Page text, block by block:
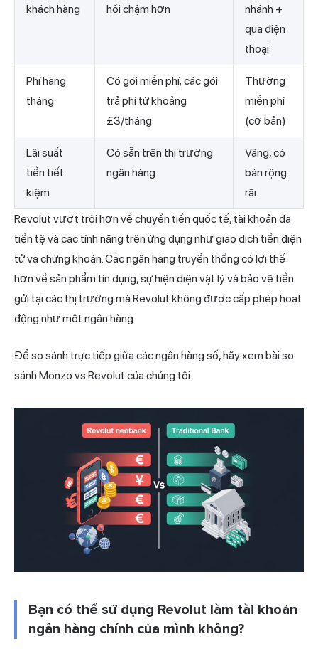
khách hàng hồi chậm hơn
nhánh +
qua điện
thoại
Phí hàng
tháng
Có gói miễn phí; các gói
trả phí từ khoảng
£3/tháng
Thường
miễn phí
(cơ bản)
Lãi suất
tiền tiết
kiệm
Có sẵn trên thị trường
ngân hàng
Vâng, có
bán rộng
rãi.
Revolut vượt trội hơn về chuyển tiền quốc tế, tài khoản đa
tiền tệ và các tính năng trên ứng dụng như giao dịch tiền điện
tử và chứng khoán. Các ngân hàng truyền thống có lợi thế
hơn về sản phẩm tín dụng, sự hiện diện vật lý và bảo vệ tiền
gửi tại các thị trường mà Revolut không được cấp phép hoạt
động như một ngân hàng.
Để so sánh trực tiếp giữa các ngân hàng số, hãy xem bài so
sánh Monzo vs Revolut của chúng tôi.
Bạn có thể sử dụng Revolut làm tài khoản
ngân hàng chính của mình không?